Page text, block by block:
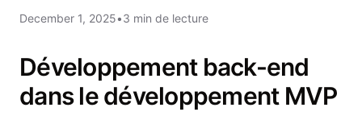
December 1, 2025•3 min de lecture
Développement back-end
dans le développement MVP